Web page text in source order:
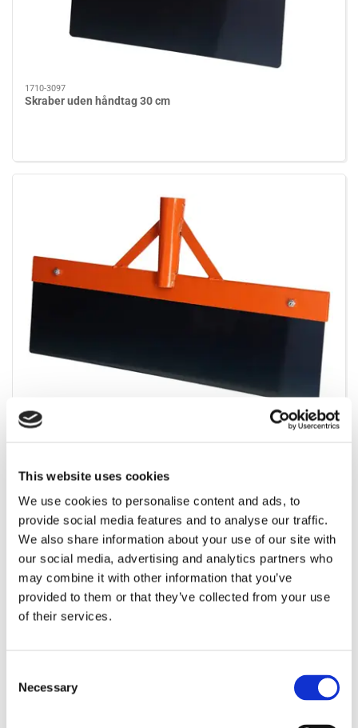
This website uses cookies
We use cookies to personalise content and ads, to
provide social media features and to analyse our traffic.
We also share information about your use of our site with
our social media, advertising and analytics partners who
may combine it with other information that you’ve
provided to them or that they’ve collected from your use
of their services.
Selection
Necessary
1710-3097
Skraber uden håndtag 30 cm